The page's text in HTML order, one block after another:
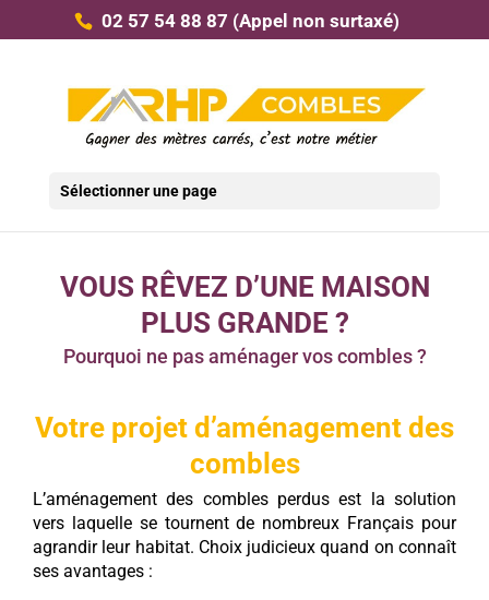
02 57 54 88 87 (Appel non surtaxé)
Sélectionner une page
VOUS RÊVEZ D’UNE MAISON
PLUS GRANDE ?
Pourquoi ne pas aménager vos combles ?
Votre projet d’aménagement des
combles
L’aménagement des combles perdus est la solution
vers laquelle se tournent de nombreux Français pour
agrandir leur habitat. Choix judicieux quand on connaît
ses avantages :